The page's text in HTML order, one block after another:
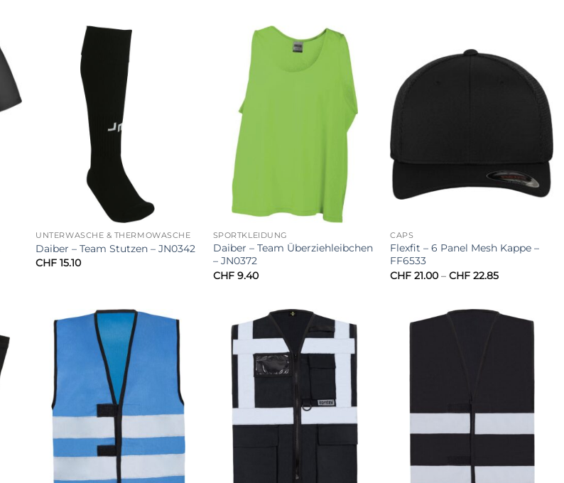
UNTERWÄSCHE & THERMOWÄSCHE
Daiber – Team Stutzen – JN0342
CHF 15.10
SPORTKLEIDUNG
Daiber – Team Überziehleibchen
– JN0372
CHF9.40
CAPS
Flexfit – 6 Panel Mesh Kappe –
FF6533
CHF 21.00 –CHF 22.85Preisspanne: